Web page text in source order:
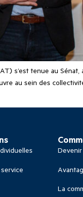
s’est tenue au Sénat,
au sein des
La